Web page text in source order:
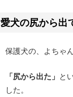
愛犬の尻から出
保護犬の、よちゃ
「尻から出た」
と
した。